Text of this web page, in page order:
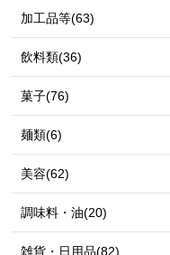
加工品等(63)
飲料類(36)
菓子(76)
麺類(6)
美容(62)
調味料・油(20)
雑貨・日用品(82)